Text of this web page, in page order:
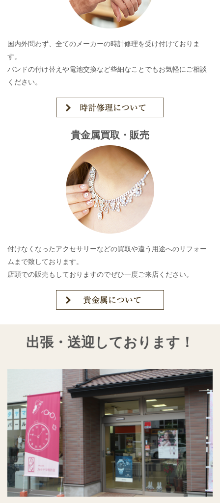
国内外問わず、全てのメーカーの時計修理を受け付けておりま
す。
バンドの付け替えや電池交換など些細なことでもお気軽にご相談
ください。
貴金属買取・販売
付けなくなったアクセサリーなどの買取や違う用途へのリフォー
ムまで致しております。
店頭での販売もしておりますのでぜひ一度ご来店ください。
出張・送迎しております！